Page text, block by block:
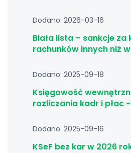
Dodano: 2026-03-16
Biała lista – sankcje za
rachunków innych niż
Dodano: 2025-09-18
Księgowość
rozliczania kadr i płac
Dodano: 2025-09-16
KSeF bez kar w 2026